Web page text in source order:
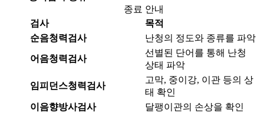
종료 안내
검사
목적
순음청력검사
난청의 정도와 종류를 파악
어음청력검사
선별된 단어를 통해 난청
상태 파악
임피던스청력검사
고막, 중이강, 이관 등의 상
태 확인
이음향방사검사
달팽이관의 손상을 확인